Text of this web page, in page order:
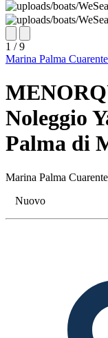
1 / 9
Marina Palma
Noleggio
Palma di
Marina Palma
Nuovo